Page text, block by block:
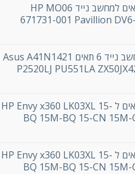
סוללה מקורית 6 תאים למחשב נייד HP MO06
671731-001 Pavillion
סוללה חליפית למחשב נייד 6 תאים Asus A41N1421
P2520LJ PU551LA
סוללה חליפית 6 תאים ל HP Envy x360 LK03XL 15-
BQ 15M-BQ 15-CN 15M-
סוללה מקורית 6 תאים ל HP Envy x360 LK03XL 15-
BQ 15M-BQ 15-CN 15M-